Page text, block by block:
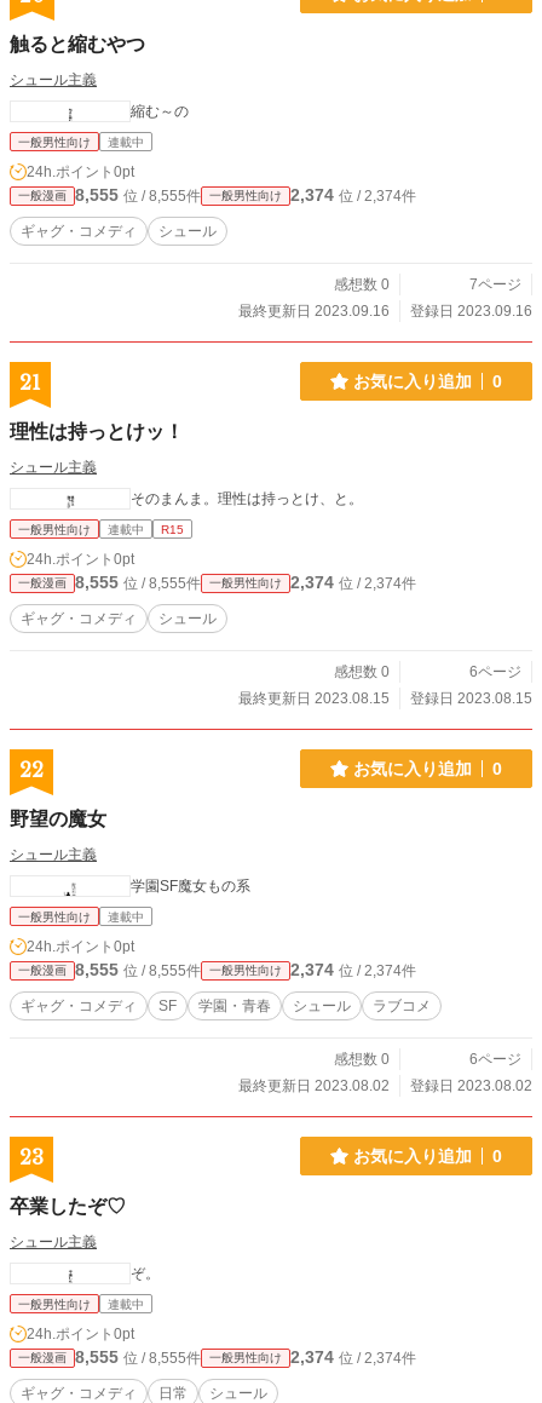
触ると縮むやつ
シュール主義
縮む～の
一般男性向け 連載中
24h.ポイント 0pt
一般漫画 8,555 位 / 8,555件 一般男性向け 2,374 位 / 2,374件
ギャグ・コメディ シュール
感想数 0
7ページ
最終更新日 2023.09.16
登録日 2023.09.16
21 お気に入り追加 0
理性は持っとけッ！
シュール主義
そのまんま。理性は持っとけ、と。
一般男性向け 連載中 R15
24h.ポイント 0pt
一般漫画 8,555 位 / 8,555件 一般男性向け 2,374 位 / 2,374件
ギャグ・コメディ シュール
感想数 0
6ページ
最終更新日 2023.08.15
登録日 2023.08.15
22 お気に入り追加 0
野望の魔女
シュール主義
学園SF魔女もの系
一般男性向け 連載中
24h.ポイント 0pt
一般漫画 8,555 位 / 8,555件 一般男性向け 2,374 位 / 2,374件
ギャグ・コメディ SF 学園・青春 シュール ラブコメ
感想数 0
6ページ
最終更新日 2023.08.02
登録日 2023.08.02
23 お気に入り追加 0
卒業したぞ♡
シュール主義
ぞ。
一般男性向け 連載中
24h.ポイント 0pt
一般漫画 8,555 位 / 8,555件 一般男性向け 2,374 位 / 2,374件
ギャグ・コメディ 日常 シュール